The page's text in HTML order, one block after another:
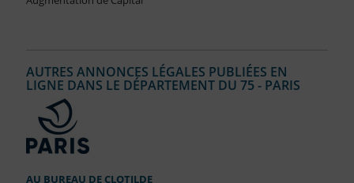
AUTRES ANNONCES LÉGALES PUBLIÉES EN
LIGNE DANS LE DÉPARTEMENT DU 75 - PARIS
AU BUREAU DE CLOTILDE